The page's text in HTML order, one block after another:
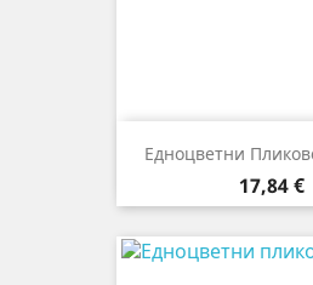
Едноцветни
Цена
17,84 €